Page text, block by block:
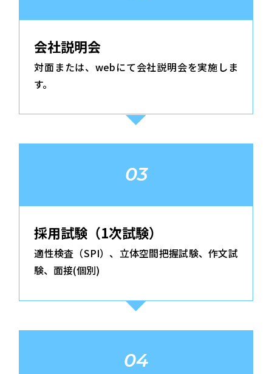
会社説明会
対面または、webにて会社説明会を実施しま
す。
03
採用試験（1次試験）
適性検査（SPI）、立体空間把握試験、作文試
験、面接(個別)
04